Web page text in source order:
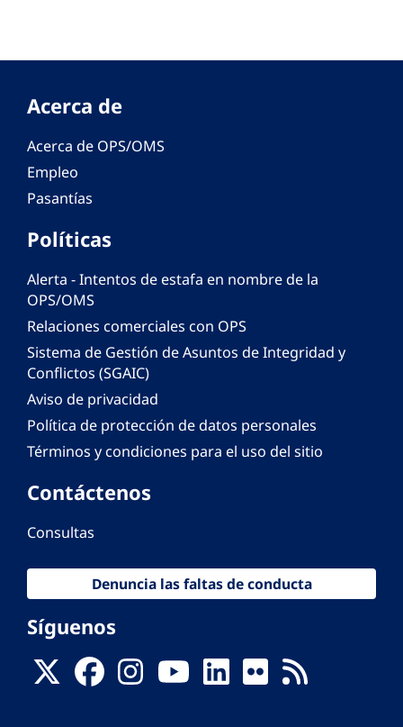
Acerca de
Acerca de OPS/OMS
Empleo
Pasantías
Políticas
Alerta - Intentos de estafa en nombre de la
OPS/OMS
Relaciones comerciales con OPS
Sistema de Gestión de Asuntos de Integridad y
Conflictos (SGAIC)
Aviso de privacidad
Política de protección de datos personales
Términos y condiciones para el uso del sitio
Contáctenos
Consultas
Denuncia las faltas de conducta
Síguenos